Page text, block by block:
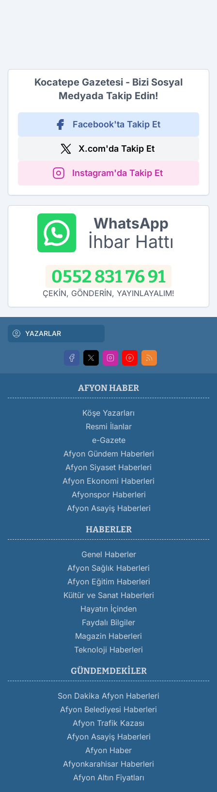
Kocatepe Gazetesi - Bizi Sosyal
Medyada Takip Edin!
Facebook'ta Takip Et
X.com'da Takip Et
Instagram'da Takip Et
WhatsApp
İhbar Hattı
0552 831 76 91
ÇEKİN, GÖNDERİN, YAYINLAYALIM!
YAZARLAR
AFYON HABER
Köşe Yazarları
Resmi İlanlar
e-Gazete
Afyon Gündem Haberleri
Afyon Siyaset Haberleri
Afyon Ekonomi Haberleri
Afyonspor Haberleri
Afyon Asayiş Haberleri
HABERLER
Genel Haberler
Afyon Sağlık Haberleri
Afyon Eğitim Haberleri
Kültür ve Sanat Haberleri
Hayatın İçinden
Faydalı Bilgiler
Magazin Haberleri
Teknoloji Haberleri
GÜNDEMDEKILER
Son Dakika Afyon Haberleri
Afyon Belediyesi Haberleri
Afyon Trafik Kazası
Afyon Asayiş Haberleri
Afyon Haber
Afyonkarahisar Haberleri
Afyon Altın Fiyatları